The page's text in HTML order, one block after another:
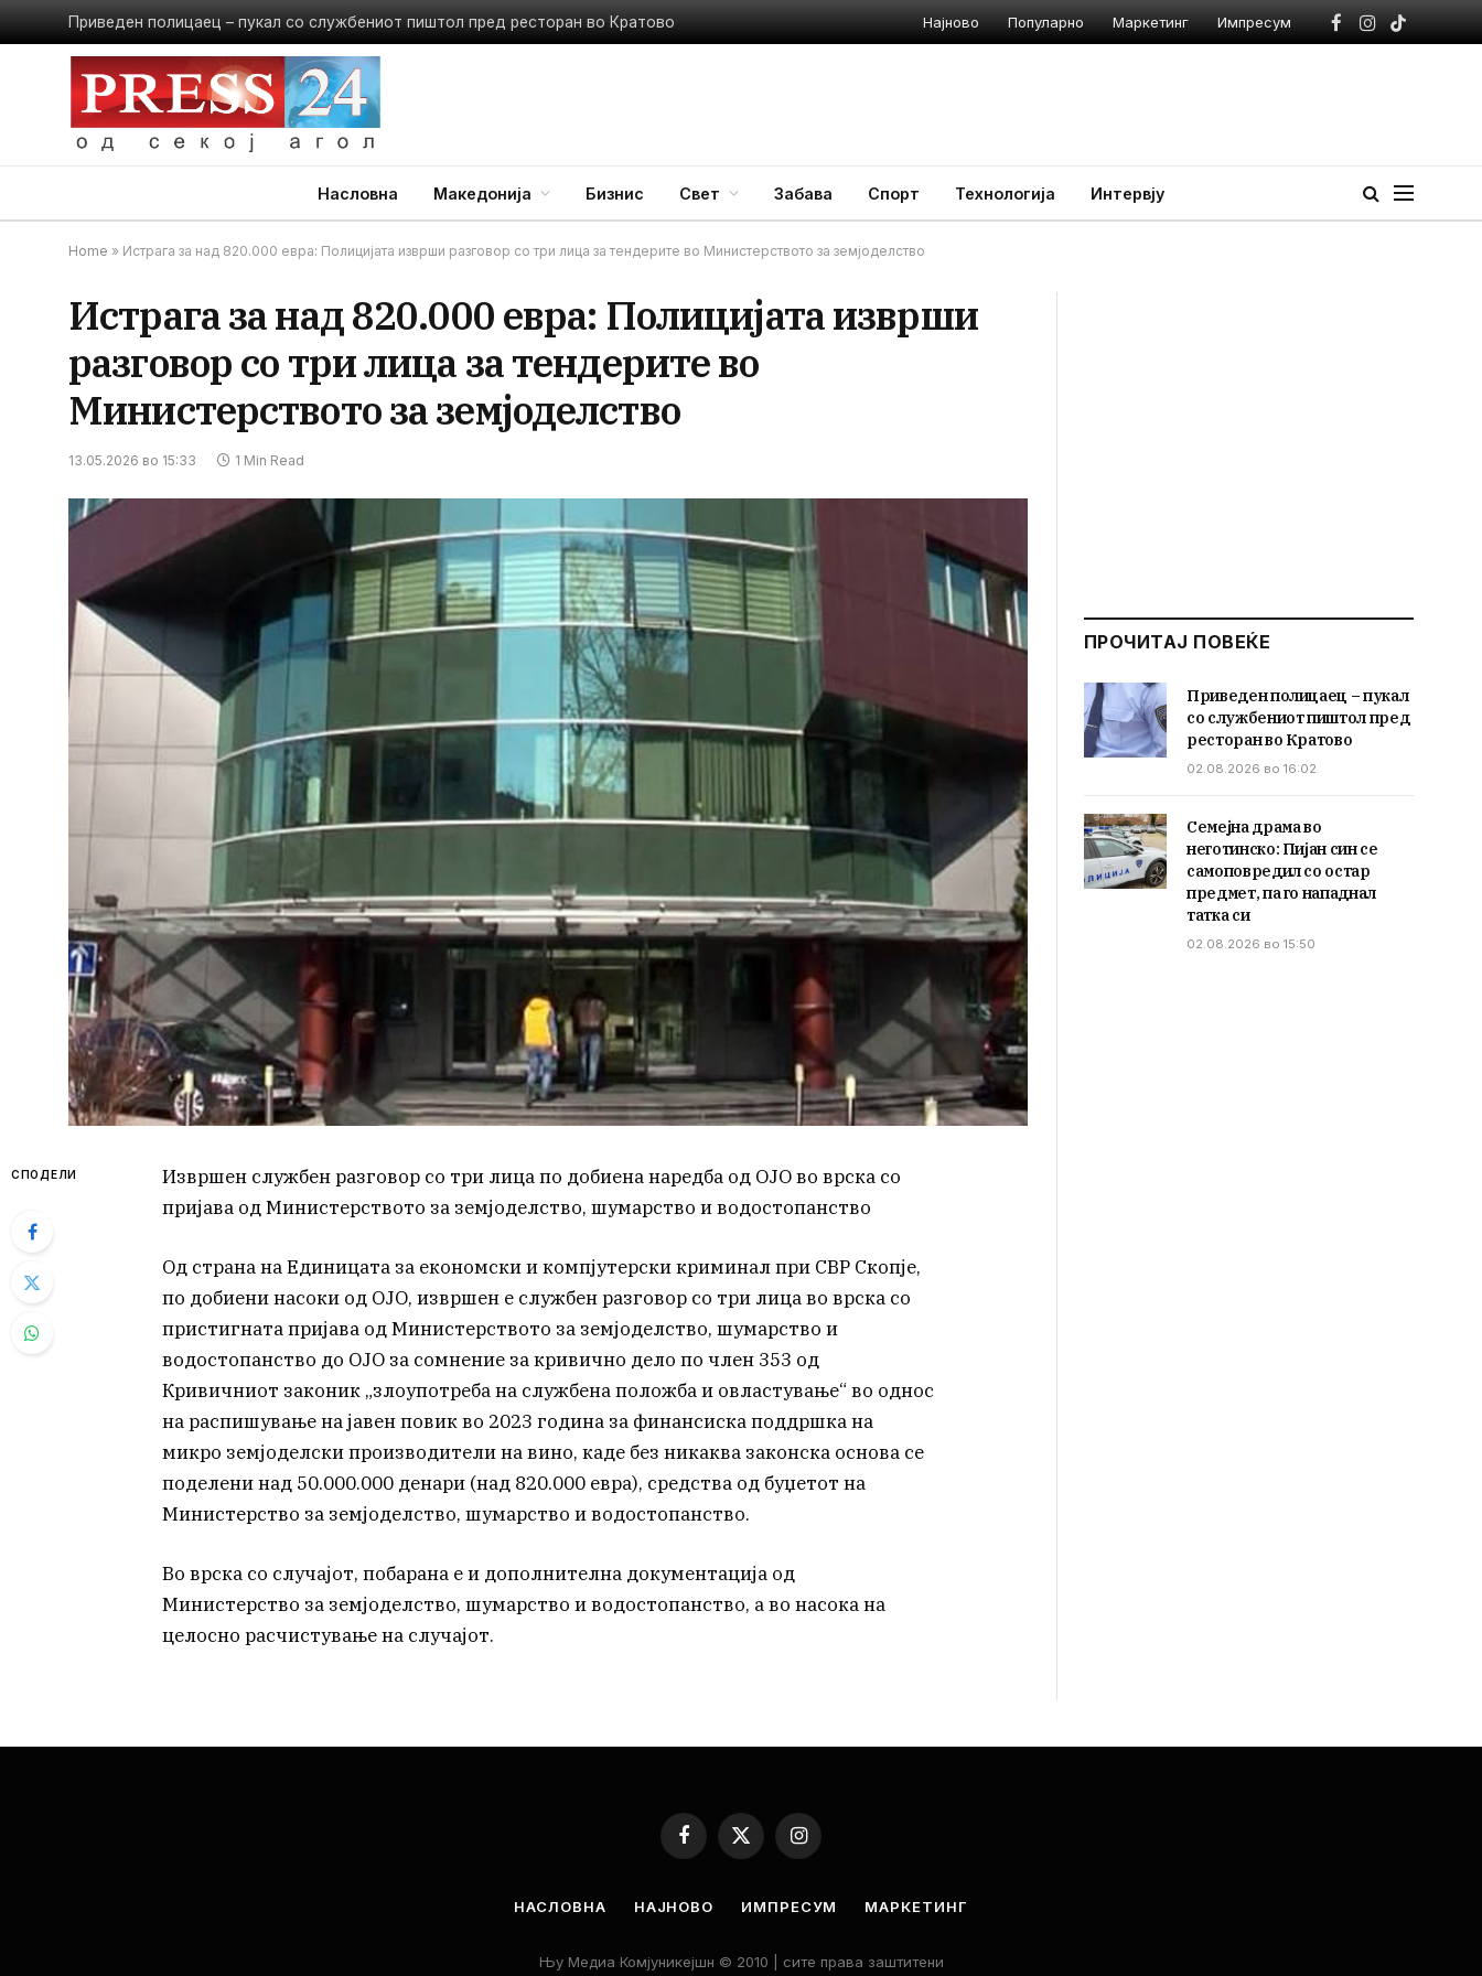
Приведен полицаец – пукал со службениот пиштол пред ресторан во Кратово Најново Популарно Маркетинг Импресум
Facebook
Instagram
TikTok
Насловна Македонија Бизнис Свет Забава Спорт Технологија Интервју
Home » Истрага за над 820.000 евра: Полицијата изврши разговор со три лица за тендерите во Министерството за земјоделство
Истрага за над 820.000 евра: Полицијата изврши
разговор со три лица за тендерите во
Министерството за земјоделство
13.05.2026 во 15:33 1 Min Read
СПОДЕЛИ
Извршен службен разговор со три лица пo добиена наредба од ОЈО во врска со
пријава од Министерството за земјоделство, шумарство и водостопанство
Oд страна на Единицата за економски и компјутерски криминал при СВР Скопје,
по добиени насоки од ОЈО, извршен е службен разговор со три лица во врска со
пристигната пријава од Министерството за земјоделство, шумарство и
водостопанство до ОЈО за сомнение за кривично дело по член 353 од
Кривичниот законик „злоупотреба на службена положба и овластување“ во однос
на распишување на јавен повик во 2023 година за финансиска поддршка на
микро земјоделски производители на вино, каде без никаква законска основа се
поделени над 50.000.000 денари (над 820.000 евра), средства од буџетот на
Министерство за земјоделство, шумарство и водостопанство.
Во врска со случајот, побарана е и дополнителна документација од
Министерство за земјоделство, шумарство и водостопанство, а во насока на
целосно расчистување на случајот.
ПРОЧИТАЈ ПОВЕЌЕ
Приведен полицаец – пукал
со службениот пиштол пред
ресторан во Кратово
02.08.2026 во 16:02
Семејна драма во
неготинско: Пијан син се
самоповредил со остар
предмет, па го нападнал
татка си
02.08.2026 во 15:50
Facebook
X
(Twitter)
Instagram
НАСЛОВНА НАЈНОВО ИМПРЕСУМ МАРКЕТИНГ
Њу Медиа Комјуникејшн © 2010 | сите права заштитени